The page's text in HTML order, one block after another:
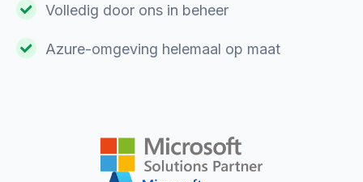
Volledig door ons in beheer
Azure-omgeving helemaal op maat